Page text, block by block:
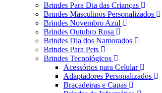
Brindes Para Dia das Crianças
Brindes Masculinos Personalizados
Brindes Novembro Azul
Brindes Outubro Rosa
Brindes Dia dos Namorados
Brindes Para Pets
Brindes Tecnológicos
Acessórios para Celular
Adaptadores Personalizados
Braçadeiras e Capas